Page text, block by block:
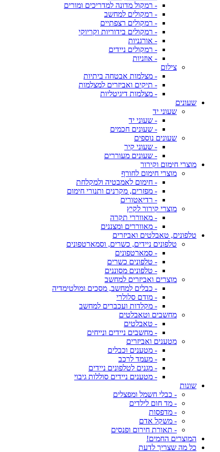
- רמקול מדונה למדריכים ומורים
- רמקולים למחשב
- רמקולים רצפתיים
- רמקולים בידוריות וקריוקי
- אורגניות
- רמקולים ניידים
- אוזניות
צילום
- מצלמות אבטחה ביתיות
- תיקים ואביזרים למצלמות
- מצלמות דיגיטליות
שעונים
שעוני יד
- שעוני יד
- שעונים חכמים
שעונים נוספים
- שעוני קיר
- שעונים מעוררים
מוצרי חימום וקירור
מוצרי חימום לחורף
- חימום לאמבטיה ולמקלחת
- מפזרים, מקרנים ותנורי חימום
- רדיאטורים
מוצרי קירור לקיץ
- מאווררי תקרה
- מאווררים ומצננים
טלפונים, טאבלטים ואביזרים
טלפונים ניידים, כשרים, וסמארטפונים
- סמארטפונים
- טלפונים כשרים
- טלפונים מסוננים
מוצרים ואביזרים למחשב
- כבלים למחשב, מסכים ומולטימדיה
- מודם סלולרי
- מקלדות ועכברים למחשב
מחשבים וטאבלטים
- טאבלטים
- מחשבים ניידים ונייחים
מטענים ואביזרים
- מטענים וכבלים
- מעמד לרכב
- מגנים לטלפונים ניידים
- מטענים ניידים סוללות גיבוי
שונות
- כבלי חשמל ומפצלים
- מד חום לילדים
- מדפסות
- משקל אדם
- תאורת חירום ופנסים
המוצרים החמים!
כל מה שצריך לדעת